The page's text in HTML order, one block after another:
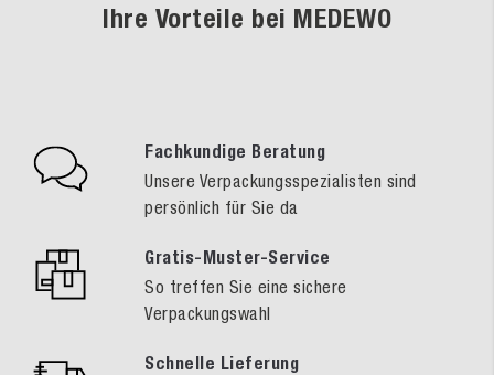
Ihre Vorteile bei MEDEWO
Fachkundige Beratung
Unsere Verpackungsspezialisten sind
persönlich für Sie da
Gratis-Muster-Service
So treffen Sie eine sichere
Verpackungswahl
Schnelle Lieferung